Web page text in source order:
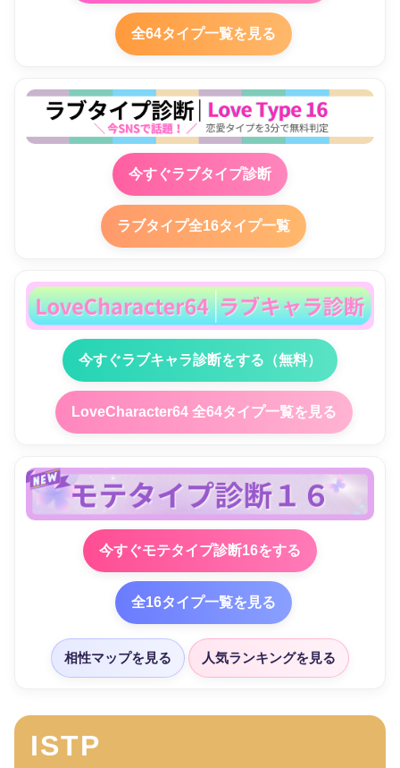
全64タイプ一覧を見る
今すぐラブタイプ診断
ラブタイプ全16タイプ一覧
今すぐラブキャラ診断をする（無料）
LoveCharacter64 全64タイプ一覧を見る
今すぐモテタイプ診断16をする
全16タイプ一覧を見る
相性マップを見る 人気ランキングを見る
ISTP